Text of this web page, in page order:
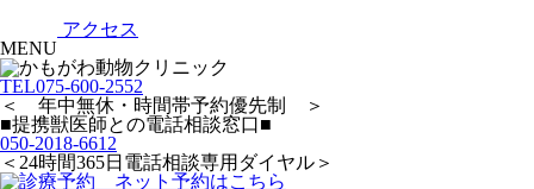
アクセス
MENU
TEL075-600-2552
＜ 年中無休・時間帯予約優先制 ＞
■提携獣医師との電話相談窓口■
050-2018-6612
＜24時間365日電話相談専用ダイヤル＞